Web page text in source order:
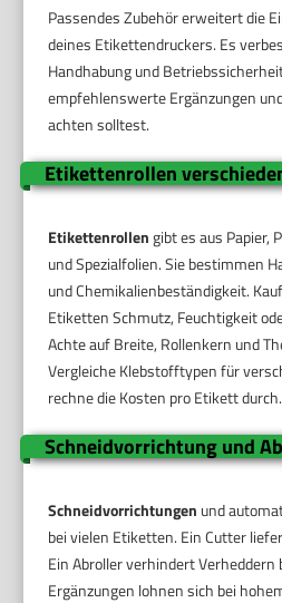
Passendes Zubehör erweitert die
deines Etikettendruckers. Es
Handhabung und
empfehlenswerte Ergänzungen
achten solltest.
Etikettenrollen
Etikettenrollengibt es aus Papier,
und Spezialfolien. Sie bestimmen
und Chemikalienbeständigkeit.
Etiketten Schmutz, Feuchtigkeit
Achte auf Breite, Rollenkern und
Vergleiche Klebstofftypen für
rechne die Kosten pro Etikett durch.
Schneidvorrichtung und
Schneidvorrichtungen und
bei vielen Etiketten. Ein Cutter
Ein Abroller verhindert Verheddern
Ergänzungen lohnen sich bei